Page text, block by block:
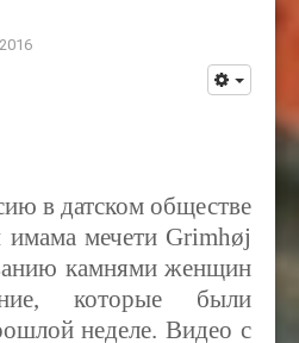
в датском обществе
мечети Grimhøj
камнями женщин
которые были
неделе. Видео с